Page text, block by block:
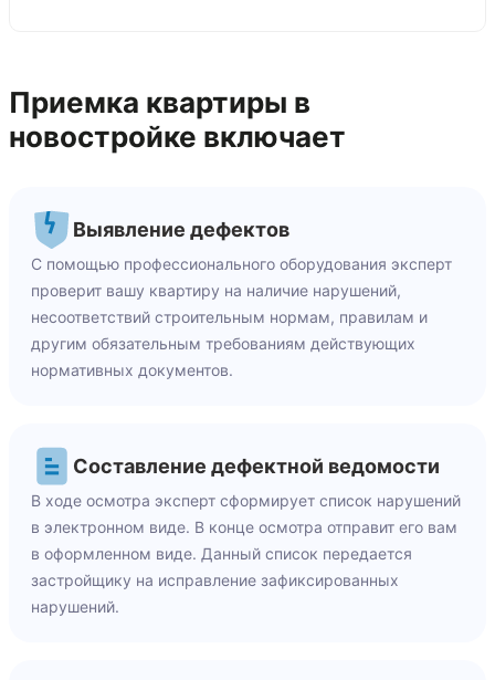
Приемка квартиры в
новостройке включает
Выявление дефектов
С помощью профессионального оборудования эксперт
проверит вашу квартиру на наличие нарушений,
несоответствий строительным нормам, правилам и
другим обязательным требованиям действующих
нормативных документов.
Составление дефектной ведомости
В ходе осмотра эксперт сформирует список нарушений
в электронном виде. В конце осмотра отправит его вам
в оформленном виде. Данный список передается
застройщику на исправление зафиксированных
нарушений.